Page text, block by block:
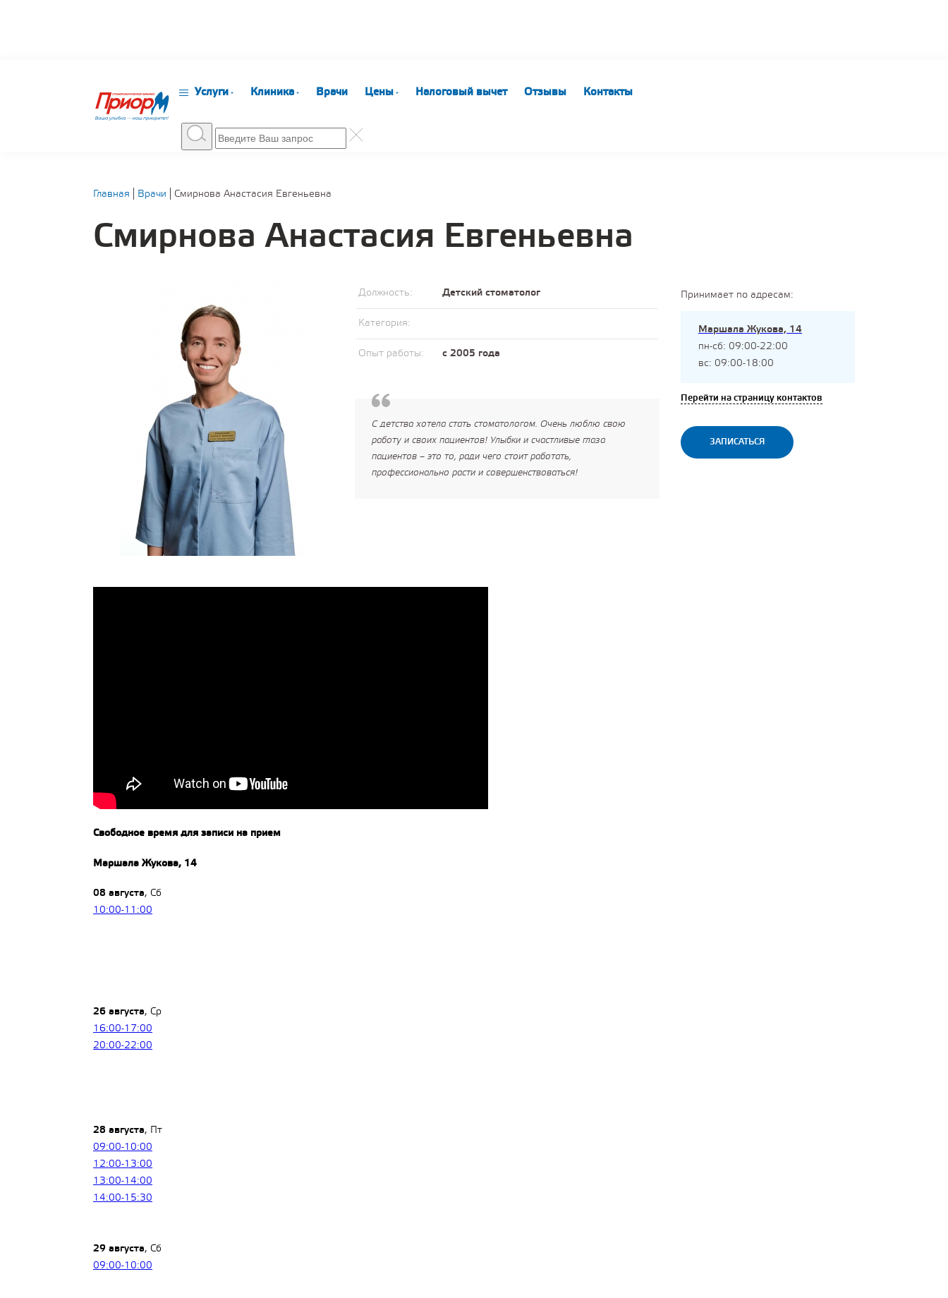
Услуги Клиника Врачи Цены Налоговый вычет Отзывы Контакты
Главная Врачи Смирнова Анастасия Евгеньевна
Смирнова Анастасия Евгеньевна
Должность: Детский стоматолог
Категория:
Опыт работы: с 2005 года
С детства хотела стать стоматологом. Очень люблю свою
работу и своих пациентов! Улыбки и счастливые глаза
пациентов – это то, ради чего стоит работать,
профессионально расти и совершенствоваться!
Принимает по адресам:
Маршала Жукова, 14
пн-сб: 09:00-22:00
вс: 09:00-18:00
Перейти на страницу контактов
ЗАПИСАТЬСЯ
Свободное время для записи на прием
Маршала Жукова, 14
08 августа, Сб
10:00-11:00
26 августа, Ср
16:00-17:00
20:00-22:00
28 августа, Пт
09:00-10:00
12:00-13:00
13:00-14:00
14:00-15:30
29 августа, Сб
09:00-10:00